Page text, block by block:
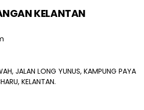
KELANTAN
JALAN LONG YUNUS, KAMPUNG PAYA
KELANTAN.